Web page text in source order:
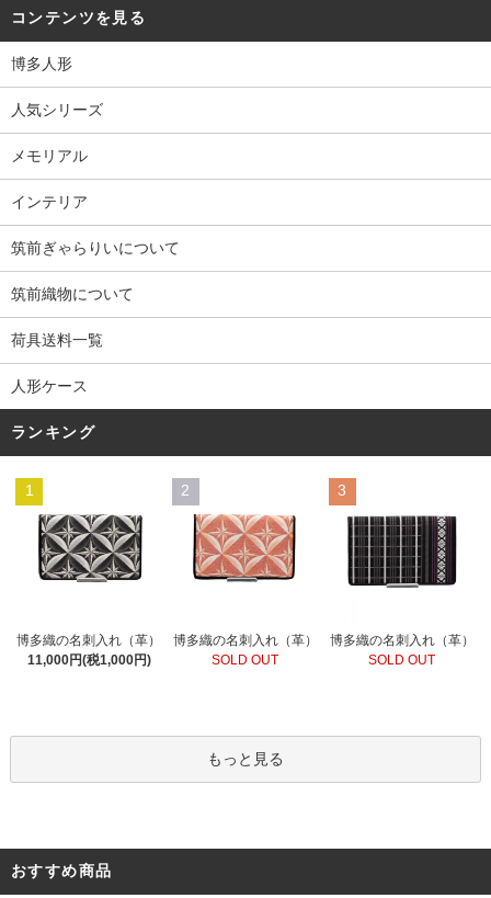
コンテンツを見る
博多人形
人気シリーズ
メモリアル
インテリア
筑前ぎゃらりいについて
筑前織物について
荷具送料一覧
人形ケース
ランキング
1
博多織の名刺入れ（革）
11,000円(税1,000円)
2
博多織の名刺入れ（革）
SOLD OUT
3
博多織の名刺入れ（革）
SOLD OUT
もっと見る
おすすめ商品